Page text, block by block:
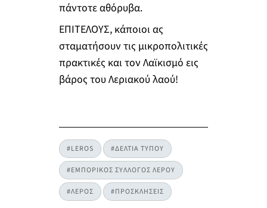
πάντοτε αθόρυβα.
ΕΠΙΤΕΛΟΥΣ, κάποιοι ας
σταματήσουν τις μικροπολιτικές
πρακτικές και τον Λαϊκισμό εις
βάρος του Λεριακού λαού!
#LEROS #ΔΕΛΤΙΑ ΤΥΠΟΥ
#ΕΜΠΟΡΙΚΟΣ ΣΥΛΛΟΓΟΣ ΛΕΡΟΥ
#ΛΕΡΟΣ #ΠΡΟΣΚΛΗΣΕΙΣ